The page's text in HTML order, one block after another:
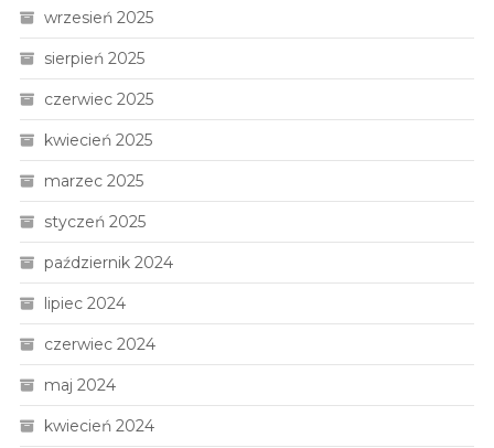
wrzesień 2025
sierpień 2025
czerwiec 2025
kwiecień 2025
marzec 2025
styczeń 2025
październik 2024
lipiec 2024
czerwiec 2024
maj 2024
kwiecień 2024